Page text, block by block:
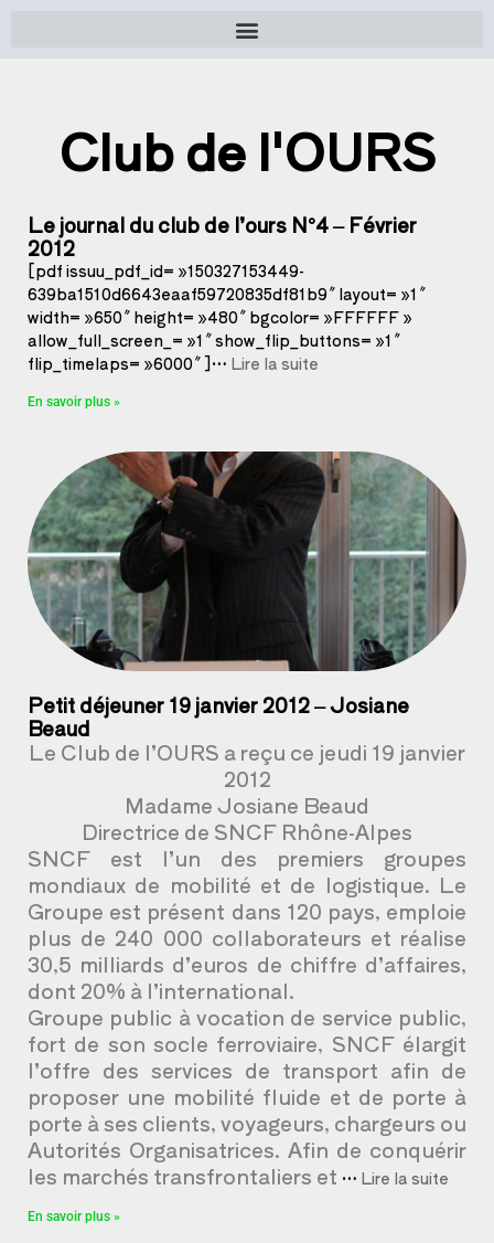
Club de l'OURS
Le journal du club de l’ours N°4 – Février
2012
[pdf issuu_pdf_id= »150327153449-
639ba1510d6643eaaf59720835df81b9″ layout= »1″
width= »650″ height= »480″ bgcolor= »FFFFFF »
allow_full_screen_= »1″ show_flip_buttons= »1″
flip_timelaps= »6000″ ]… Lire la suite
En savoir plus »
Petit déjeuner 19 janvier 2012 – Josiane
Beaud
Le Club de l’OURS a reçu ce jeudi 19 janvier
2012
Madame Josiane Beaud
Directrice de SNCF Rhône-Alpes
SNCF est l’un des premiers groupes
mondiaux de mobilité et de logistique. Le
Groupe est présent dans 120 pays, emploie
plus de 240 000 collaborateurs et réalise
30,5 milliards d’euros de chiffre d’affaires,
dont 20% à l’international.
Groupe public à vocation de service public,
fort de son socle ferroviaire, SNCF élargit
l’offre des services de transport afin de
proposer une mobilité fluide et de porte à
porte à ses clients, voyageurs, chargeurs ou
Autorités Organisatrices. Afin de conquérir
les marchés transfrontaliers et … Lire la suite
En savoir plus »